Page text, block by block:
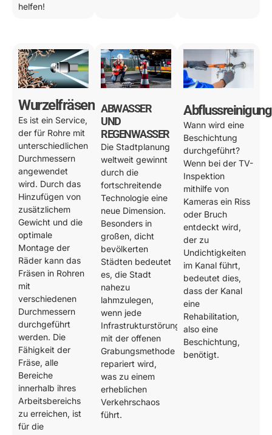
helfen!
Wurzelfräsen
Es ist ein Service,
der für Rohre mit
unterschiedlichen
Durchmessern
angewendet
wird. Durch das
Hinzufügen von
zusätzlichem
Gewicht und die
optimale
Montage der
Räder kann das
Fräsen in Rohren
mit
verschiedenen
Durchmessern
durchgeführt
werden. Die
Fähigkeit der
Fräse, alle
Bereiche
innerhalb ihres
Arbeitsbereichs
zu erreichen, ist
für die
ABWASSER
UND
REGENWASSER
Die Stadtplanung
weltweit gewinnt
durch die
fortschreitende
Technologie eine
neue Dimension.
Besonders in
großen, dicht
bevölkerten
Städten bedeutet
es, die Stadt
nahezu
lahmzulegen,
wenn jede
Infrastrukturstörung
mit der offenen
Grabungsmethode
repariert wird,
was zu einem
erheblichen
Verkehrschaos
führt.
Abflussreinigung
Wann wird eine
Beschichtung
durchgeführt?
Wenn bei der TV-
Inspektion
mithilfe von
Kameras ein Riss
oder Bruch
entdeckt wird,
der zu
Undichtigkeiten
im Kanal führt,
bedeutet dies,
dass der Kanal
eine
Rehabilitation,
also eine
Beschichtung,
benötigt.